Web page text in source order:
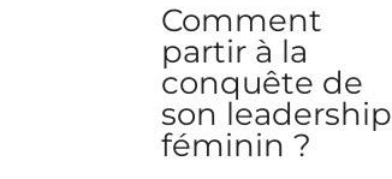
Comment
partir à la
conquête de
son leadership
féminin ?